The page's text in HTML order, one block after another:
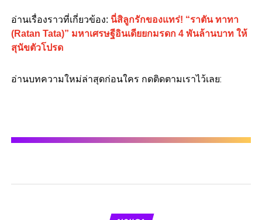
อ่านเรื่องราวที่เกี่ยวข้อง: นี่สิลูกรักของแทร่! “ราตัน ทาทา
(Ratan Tata)” มหาเศรษฐีอินเดียยกมรดก 4 พันล้านบาท ให้
สุนัขตัวโปรด
อ่านบทความใหม่ล่าสุดก่อนใคร กดติดตามเราไว้เลย: